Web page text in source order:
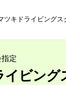
ツキドライビング
定
イビング